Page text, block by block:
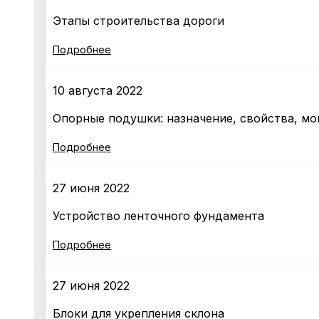
Этапы строительства дороги
Подробнее
10 августа 2022
Опорные подушки: назначение, свойства,
Подробнее
27 июня 2022
Устройство ленточного фундамента
Подробнее
27 июня 2022
Блоки для укрепления склона